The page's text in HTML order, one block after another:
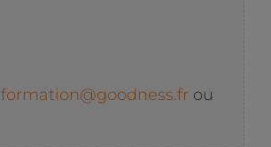
formation@goodness.fr ou